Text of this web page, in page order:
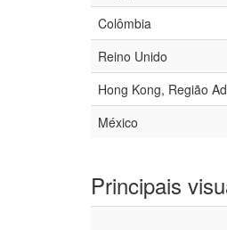
Colômbia
Reino Unido
Hong Kong, Região
México
Principais